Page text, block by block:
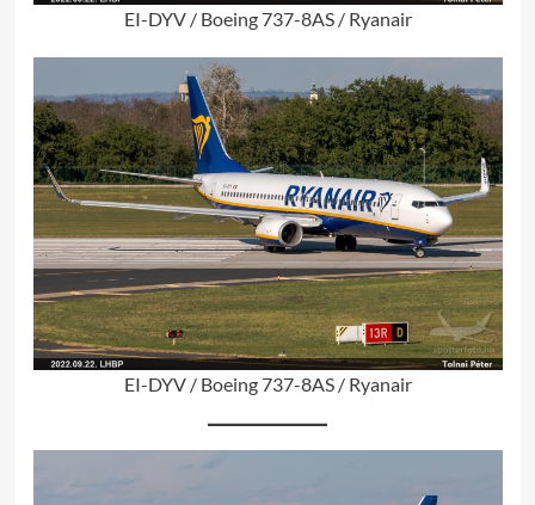
EI-DYV / Boeing 737-8AS / Ryanair
EI-DYV / Boeing 737-8AS / Ryanair